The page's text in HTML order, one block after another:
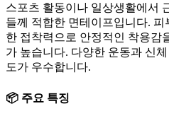
스포츠 활동이나 일상생활에서
들께 적합한 면테이프입니다.
한 접착력으로 안정적인 착용감
가 높습니다. 다양한 운동과 신
도가 우수합니다.
📦 주요 특징